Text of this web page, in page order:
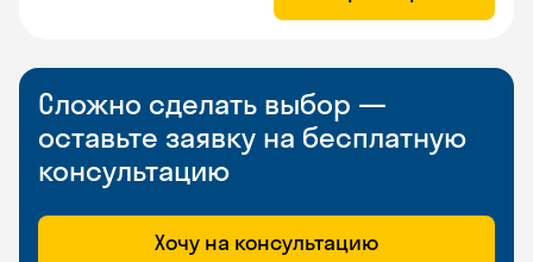
Сложно сделать выбор —
оставьте заявку на бесплатную
консультацию
Хочу на консультацию